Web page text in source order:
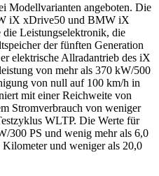
Modellvarianten angeboten. Die
iX xDrive50 und BMW iX
Leistungselektronik, die
der fünften Generation
elektrische Allradantrieb des iX
von mehr als 370 kW/500
von null auf 100 km/h in
mit einer Reichweite von
Stromverbrauch von weniger
WLTP. Die Werte für
300 PS und wenig mehr als 6,0
und weniger als 20,0